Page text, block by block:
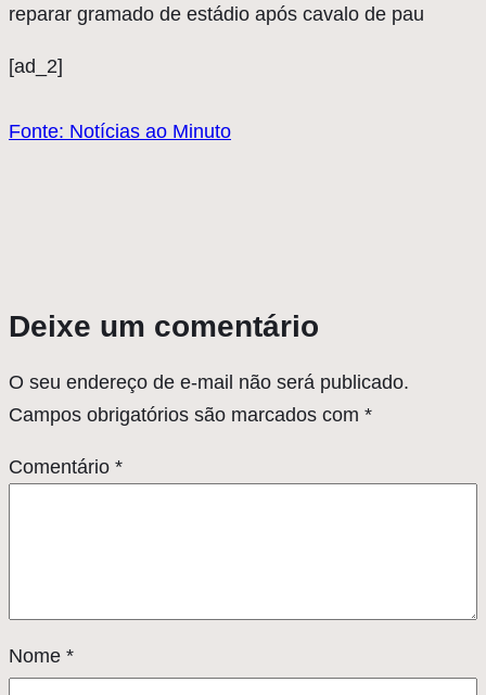
reparar gramado de estádio após cavalo de pau
[ad_2]
Fonte: Notícias ao Minuto
Deixe um comentário
O seu endereço de e-mail não será publicado.
Campos obrigatórios são marcados com *
Comentário *
Nome *